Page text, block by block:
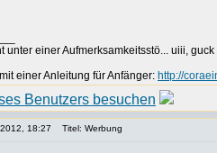
unter einer Aufmerksamkeitsstö... uiii,
einer Anleitung für Anfänger: http://
18:27 Titel: Werbung